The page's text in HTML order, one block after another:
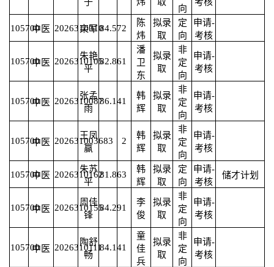
向
105700中医 2026310010
栾军 84.572
陈
炜
拟录
取
定
向
申请-
考核
105700中医 2026310105
朱艳
平
82.861
潘
卫
东
拟录
取
非
定
向
申请-
考核
105700中医 2026310087
张孟
雨
86.141
韩
辉
拟录
取
非
定
向
申请-
考核
105700中医 2026310036
王凤
赢
83 2
韩
辉
拟录
取
非
定
向
申请-
考核
105700中医 2026310162
朱苏
平
81.863
韩
辉
拟录
取
定
向
申请-
考核
储才计划
105700中医 2026310155
周佳
锋
84.291
李
俊
拟录
取
非
定
向
申请-
考核
105700中医 2026310111
陶舒
畅
84.141
童
佳
兵
拟录
取
非
定
向
申请-
考核